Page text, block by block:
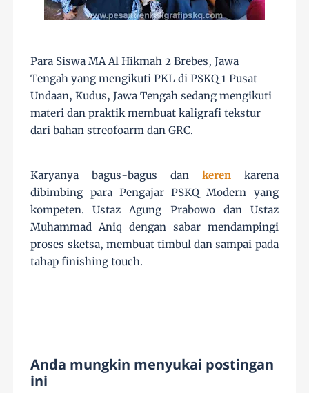
Para Siswa MA Al Hikmah 2 Brebes, Jawa
Tengah yang mengikuti PKL di PSKQ 1 Pusat
Undaan, Kudus, Jawa Tengah sedang mengikuti
materi dan praktik membuat kaligrafi tekstur
dari bahan streofoarm dan GRC.
Karyanya bagus-bagus dan keren karena
dibimbing para Pengajar PSKQ Modern yang
kompeten. Ustaz Agung Prabowo dan Ustaz
Muhammad Aniq dengan sabar mendampingi
proses sketsa, membuat timbul dan sampai pada
tahap finishingtouch.
Anda mungkin menyukai postingan
ini